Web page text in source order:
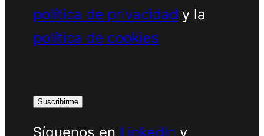
política de privacidad y la
política de cookies
Síguenos en LinkedIn y